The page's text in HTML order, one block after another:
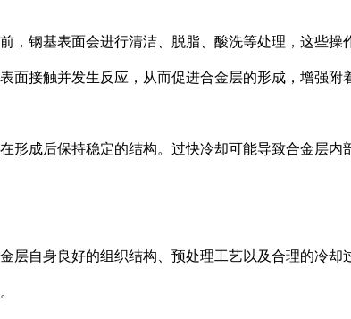
钢基表面会进行清洁、脱脂、酸洗等处理，这些操
接触并发生反应，从而促进合金层的形成，增强附
成后保持稳定的结构。过快冷却可能导致合金层内
自身良好的组织结构、预处理工艺以及合理的冷却